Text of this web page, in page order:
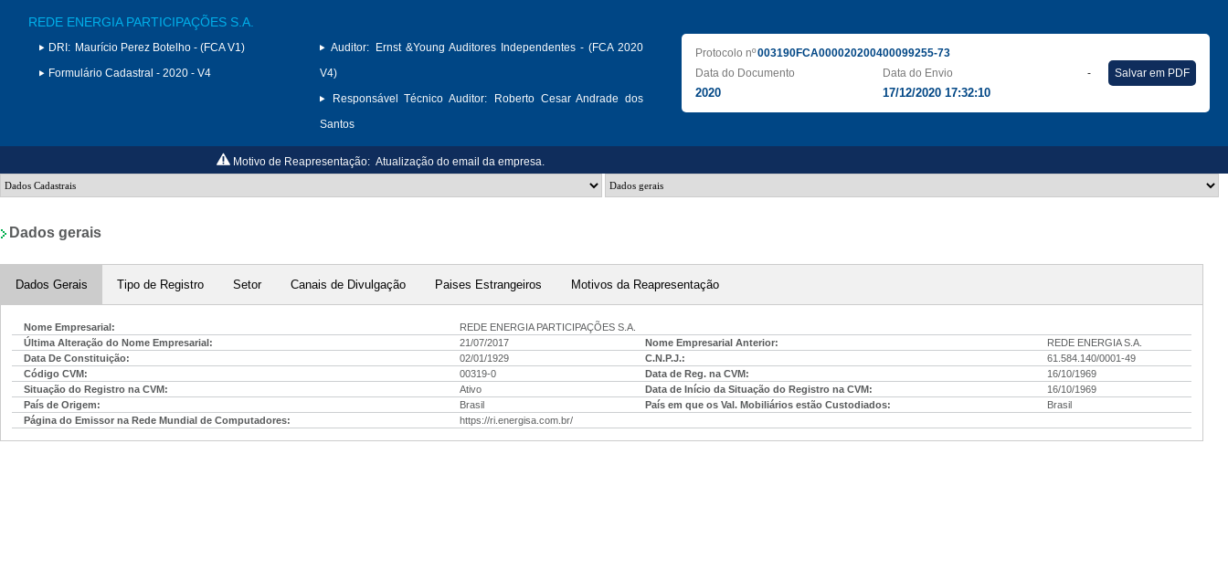
REDE ENERGIA PARTICIPAÇÕES S.A.
DRI: Maurício Perez Botelho - (FCA V1)
Formulário Cadastral - 2020 - V4
Auditor:
Ernst &Young Auditores Independentes - (FCA 2020
V4)
Responsável Técnico Auditor:
Roberto Cesar Andrade dos
Santos
Protocolo nº003190FCA000020200400099255-73
Data do Documento
2020
Data do Envio
17/12/2020 17:32:10
- Salvar em PDF
Motivo de Reapresentação: Atualização do email da empresa.